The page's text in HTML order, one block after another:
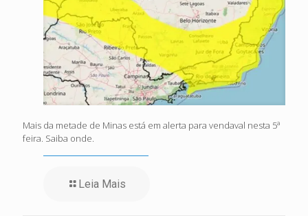
Mais da metade de Minas está em alerta para vendaval nesta 5ª
feira. Saiba onde.
Leia Mais